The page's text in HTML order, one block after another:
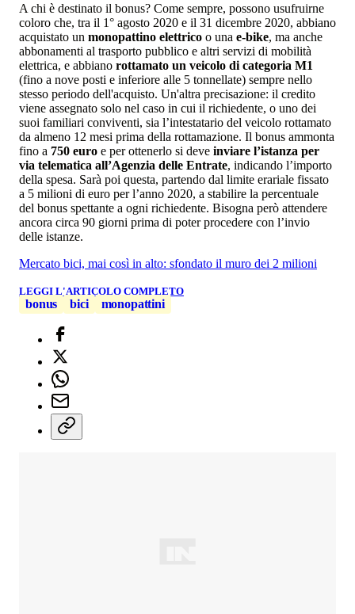
A chi è destinato il bonus? Come sempre, possono usufruirne
coloro che, tra il 1° agosto 2020 e il 31 dicembre 2020, abbiano
acquistato un monopattino elettrico o una e-bike, ma anche
abbonamenti al trasporto pubblico e altri servizi di mobilità
elettrica, e abbiano rottamato un veicolo di categoria M1
(fino a nove posti e inferiore alle 5 tonnellate) sempre nello
stesso periodo dell'acquisto. Un'altra precisazione: il credito
viene assegnato solo nel caso in cui il richiedente, o uno dei
suoi familiari conviventi, sia l’intestatario del veicolo rottamato
da almeno 12 mesi prima della rottamazione. Il bonus ammonta
fino a 750 euro e per ottenerlo si deve inviare l’istanza per
via telematica all’Agenzia delle Entrate, indicando l’importo
della spesa. Sarà poi questa, partendo dal limite erariale fissato
a 5 milioni di euro per l’anno 2020, a stabilire la percentuale
del bonus spettante a ogni richiedente. Bisogna però attendere
ancora circa 90 giorni prima di poter procedere con l’invio
delle istanze.
Mercato bici, mai così in alto: sfondato il muro dei 2 milioni
LEGGI L'ARTICOLO COMPLETO
bonus bici monopattini